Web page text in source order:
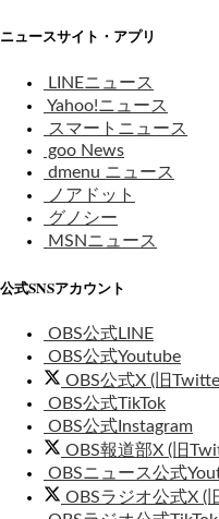
ニュースサイト・アプリ
LINEニュース
Yahoo!ニュース
スマートニュース
goo News
dmenu ニュース
ノアドット
グノシー
MSNニュース
公式SNSアカウント
OBS公式LINE
OBS公式Youtube
OBS公式X (旧
OBS公式TikTok
OBS公式Instagram
OBS報道部X (旧
OBSニュース公式
OBSラジオ公式X (